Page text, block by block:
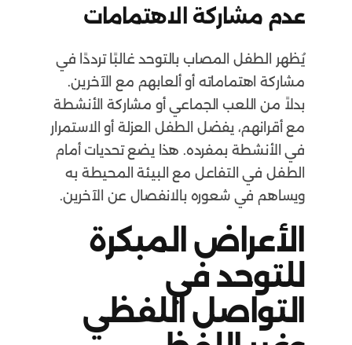
عدم مشاركة الاهتمامات
يُظهر الطفل المصاب بالتوحد غالبًا ترددًا في
مشاركة اهتماماته أو ألعابهم مع الآخرين.
بدلاً من اللعب الجماعي أو مشاركة الأنشطة
مع أقرانهم، يفضل الطفل العزلة أو الاستمرار
في الأنشطة بمفرده. هذا يضع تحديات أمام
الطفل في التفاعل مع البيئة المحيطة به
ويساهم في شعوره بالانفصال عن الآخرين.
الأعراض المبكرة
للتوحد في
التواصل اللفظي